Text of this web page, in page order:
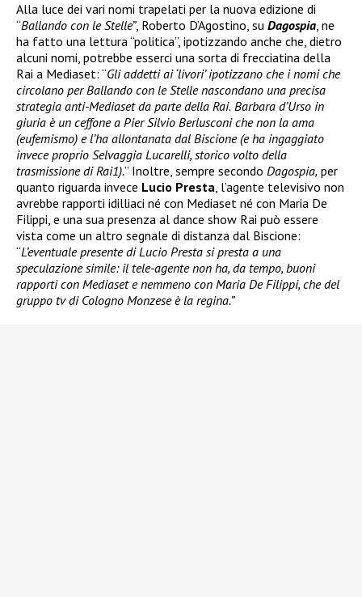
Alla luce dei vari nomi trapelati per la nuova edizione di
“Ballando con le Stelle”, Roberto D’Agostino, su Dagospia, ne
ha fatto una lettura “politica”, ipotizzando anche che, dietro
alcuni nomi, potrebbe esserci una sorta di frecciatina della
Rai a Mediaset: “Gli addetti ai ‘livori’ ipotizzano che i nomi che
circolano per Ballando con le Stelle nascondano una precisa
strategia anti-Mediaset da parte della Rai. Barbara d’Urso in
giuria è un ceffone a Pier Silvio Berlusconi che non la ama
(eufemismo) e l’ha allontanata dal Biscione (e ha ingaggiato
invece proprio Selvaggia Lucarelli, storico volto della
trasmissione di Rai1).” Inoltre, sempre secondo Dagospia, per
quanto riguarda invece Lucio Presta, l’agente televisivo non
avrebbe rapporti idilliaci né con Mediaset né con Maria De
Filippi, e una sua presenza al dance show Rai può essere
vista come un altro segnale di distanza dal Biscione:
“L’eventuale presente di Lucio Presta si presta a una
speculazione simile: il tele-agente non ha, da tempo, buoni
rapporti con Mediaset e nemmeno con Maria De Filippi, che del
gruppo tv di Cologno Monzese è la regina.”